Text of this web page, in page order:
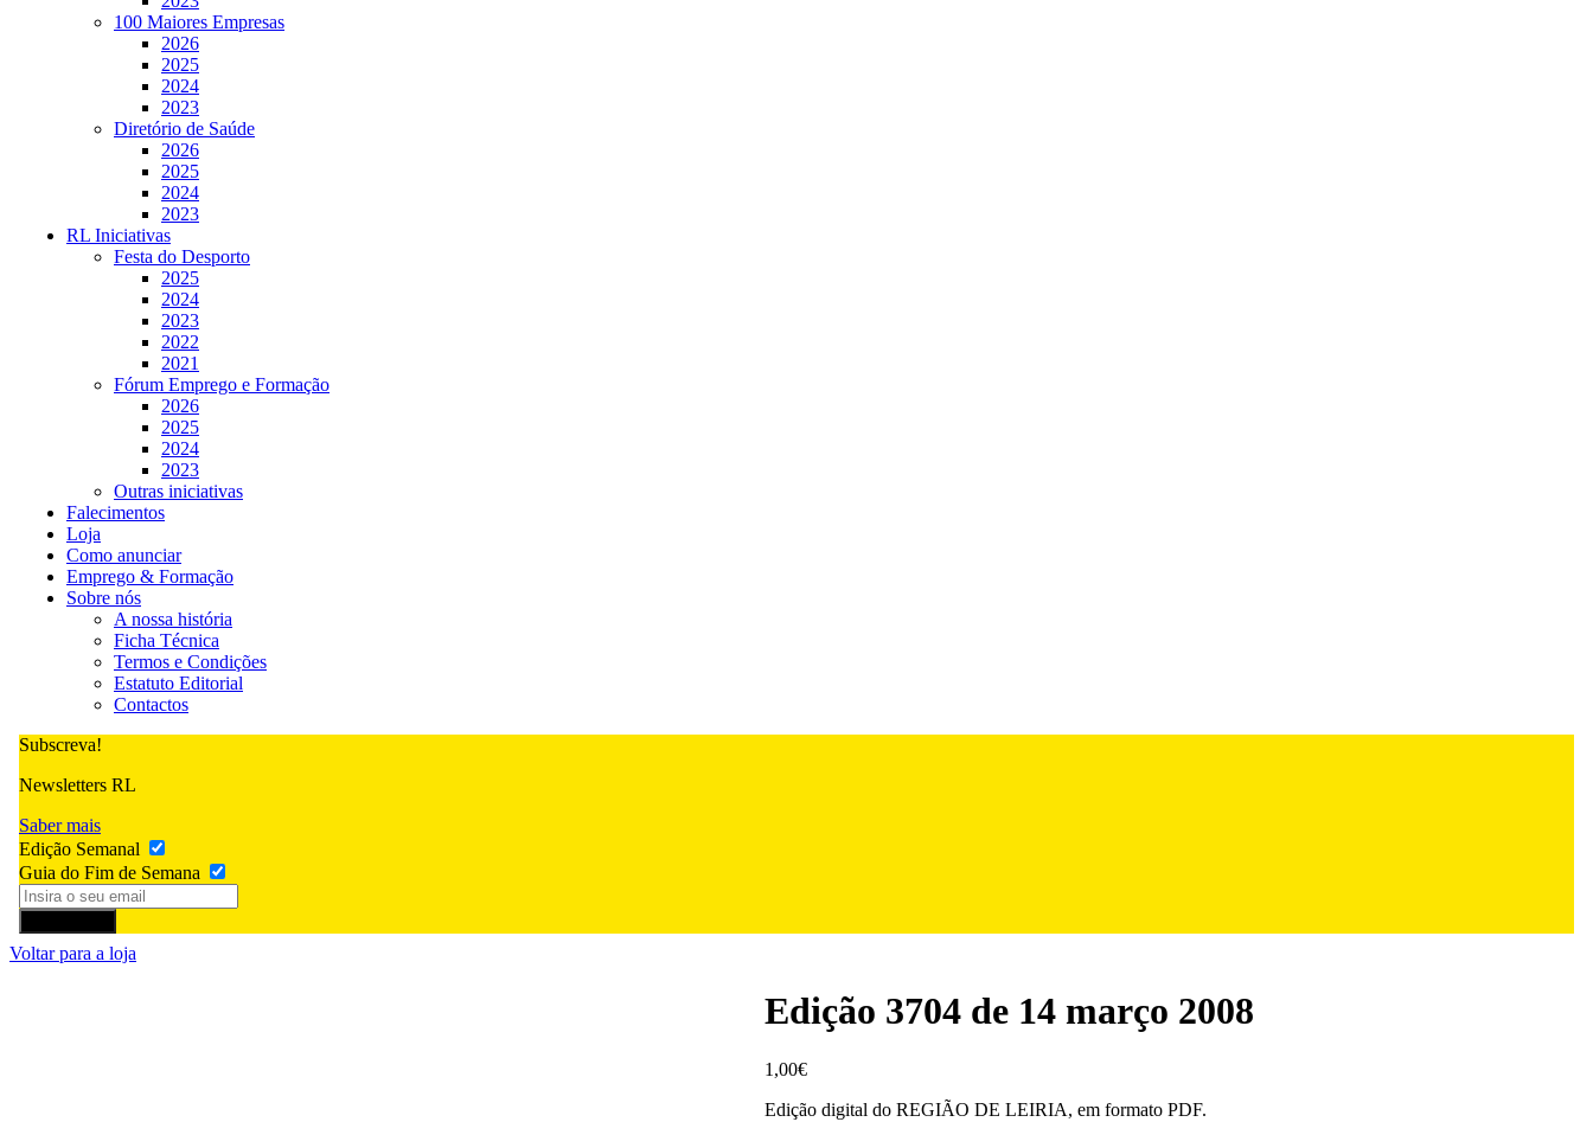
100 Maiores Empresas
2026
2025
2024
2023
Diretório de Saúde
2026
2025
2024
2023
RL Iniciativas
Festa do Desporto
2025
2024
2023
2022
2021
Fórum Emprego e Formação
2026
2025
2024
2023
Outras iniciativas
Falecimentos
Loja
Como anunciar
Emprego & Formação
Sobre nós
A nossa história
Ficha Técnica
Termos e Condições
Estatuto Editorial
Contactos
Subscreva!
Newsletters RL
Saber mais
Edição Semanal
Guia do Fim de Semana
Voltar para a loja
Edição 3704 de 14 março 2008
1,00€
Edição digital do REGIÃO DE LEIRIA, em formato PDF.